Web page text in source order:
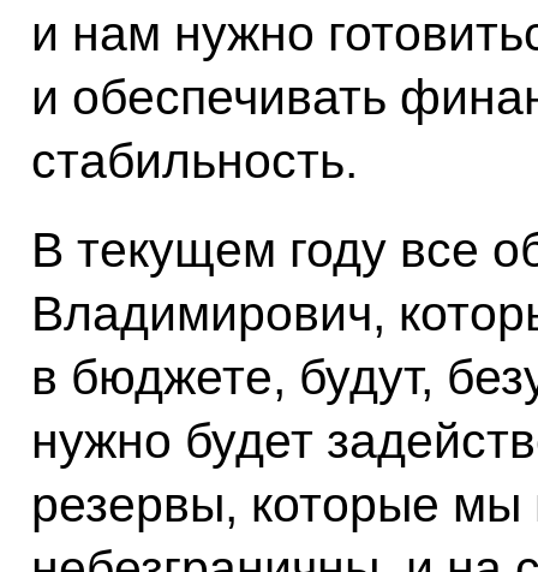
и нам нужно
и обеспечивать
стабильность.
В текущем году все
Владимирович,
в бюджете, будут,
нужно будет
резервы, которые мы